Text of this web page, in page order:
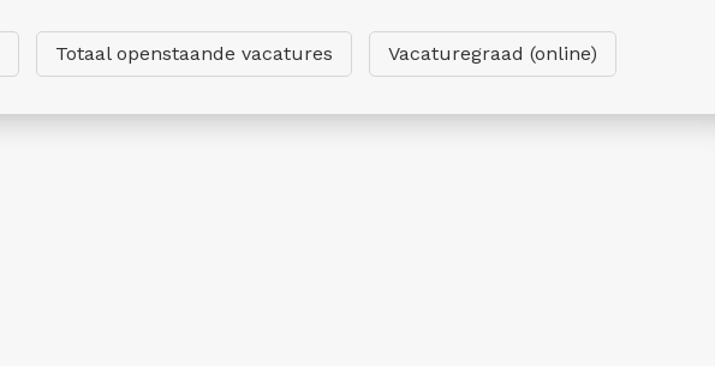
Totaal openstaande vacatures Vacaturegraad (online)